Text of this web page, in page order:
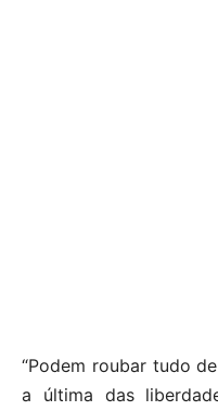
“Podem roubar tudo
a última das